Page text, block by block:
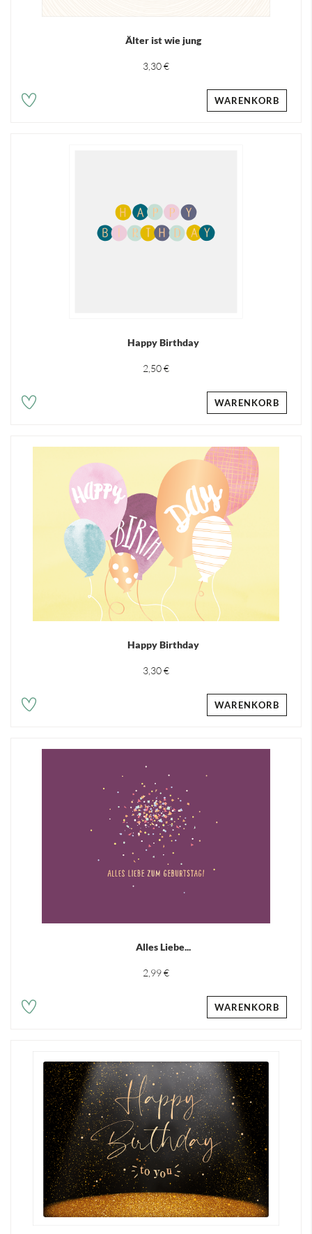
Älter ist wie jung
3,30 €
WARENKORB
Happy Birthday
2,50 €
WARENKORB
Happy Birthday
3,30 €
WARENKORB
Alles Liebe...
2,99 €
WARENKORB